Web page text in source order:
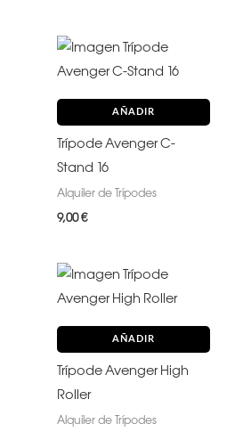
AÑADIR
Trípode Avenger C-
Stand 16
Alquiler de Trípodes
9,00€
AÑADIR
Trípode Avenger High
Roller
Alquiler de Trípodes